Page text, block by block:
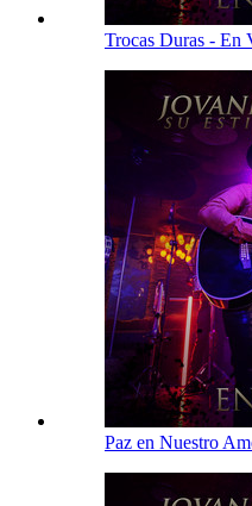
Trocas Duras - En
Paz en Nuestro